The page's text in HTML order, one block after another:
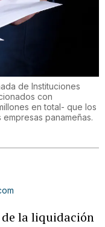
de Instituciones
con
en total- que los
panameñas.
de la liquidación